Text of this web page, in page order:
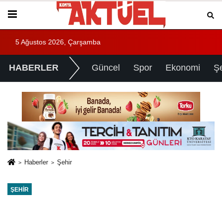
5 Ağustos 2026, Çarşamba
HABERLER Güncel Spor Ekonomi
Haberler Şehir
ŞEHIR